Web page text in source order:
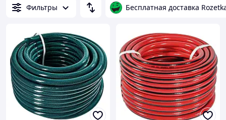
Фильтры Бесплатная доставка